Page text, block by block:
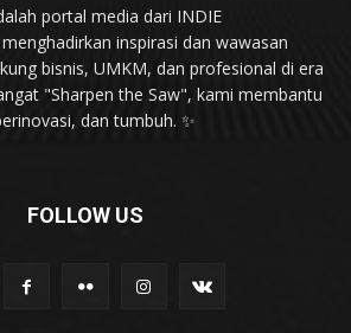
portal media dari INDIE
menghadirkan inspirasi dan wawasan
bisnis, UMKM, dan profesional di era
"Sharpen the Saw", kami membantu
dan tumbuh. ✨
FOLLOW US